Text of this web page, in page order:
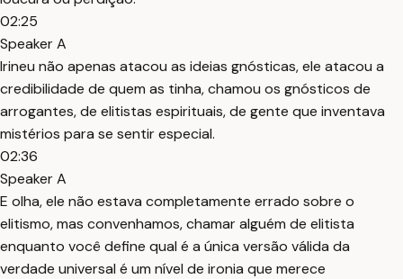
02:25
Speaker A
Irineu não apenas atacou as ideias gnósticas, ele atacou a
credibilidade de quem as tinha, chamou os gnósticos de
arrogantes, de elitistas espirituais, de gente que inventava
mistérios para se sentir especial.
02:36
Speaker A
E olha, ele não estava completamente errado sobre o
elitismo, mas convenhamos, chamar alguém de elitista
enquanto você define qual é a única versão válida da
verdade universal é um nível de ironia que merece